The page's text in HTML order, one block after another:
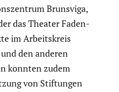
Brunsviga,
das Theater Faden­
im Arbeits­kreis
den anderen
konnten zudem
von Stiftungen